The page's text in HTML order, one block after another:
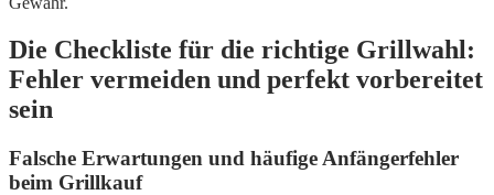
Die Checkliste für die richtige Grillwahl:
Fehler vermeiden und perfekt vorbereitet
sein
Falsche Erwartungen und häufige Anfängerfehler
beim Grillkauf